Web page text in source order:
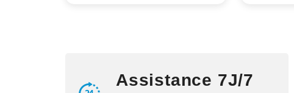
Assistance 7J/7